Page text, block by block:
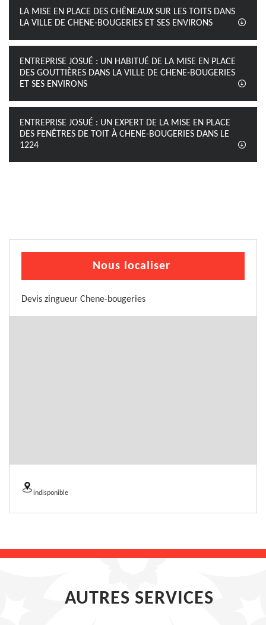
LA MISE EN PLACE DES CHÊNEAUX SUR LES TOITS DANS
LA VILLE DE CHENE-BOUGERIES ET SES ENVIRONS
ENTREPRISE JOSUÉ : UN HABITUÉ DE LA MISE EN PLACE
DES GOUTTIÈRES DANS LA VILLE DE CHENE-BOUGERIES
ET SES ENVIRONS
ENTREPRISE JOSUÉ : UN EXPERT DE LA MISE EN PLACE
DES FENÊTRES DE TOIT À CHENE-BOUGERIES DANS LE
1224
Nous localiser
Devis zingueur Chene-bougeries
indisponible
AUTRES SERVICES